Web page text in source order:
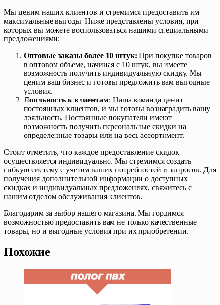
Мы ценим наших клиентов и стремимся предоставить им
максимальные выгоды. Ниже представлены условия, при
которых вы можете воспользоваться нашими специальными
предложениями:
Оптовые заказы более 10 штук: При покупке товаров
в оптовом объеме, начиная с 10 штук, вы имеете
возможность получить индивидуальную скидку. Мы
ценим ваш бизнес и готовы предложить вам выгодные
условия.
Лояльность к клиентам: Наша команда ценит
постоянных клиентов, и мы готовы вознаградить вашу
лояльность. Постоянные покупатели имеют
возможность получить персональные скидки на
определенные товары или на весь ассортимент.
Стоит отметить, что каждое предоставление скидок
осуществляется индивидуально. Мы стремимся создать
гибкую систему с учетом ваших потребностей и запросов. Для
получения дополнительной информации о доступных
скидках и индивидуальных предложениях, свяжитесь с
нашим отделом обслуживания клиентов.
Благодарим за выбор нашего магазина. Мы гордимся
возможностью предоставить вам не только качественные
товары, но и выгодные условия при их приобретении.
Похожие